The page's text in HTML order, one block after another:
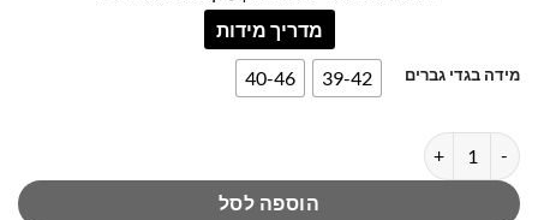
מדריך מידות
מידה בגדי גברים 39-42
40-46
כמות של מארז 3 גרבי ספורט לוגו עם פסים הוגו בוס
הוספה לסל